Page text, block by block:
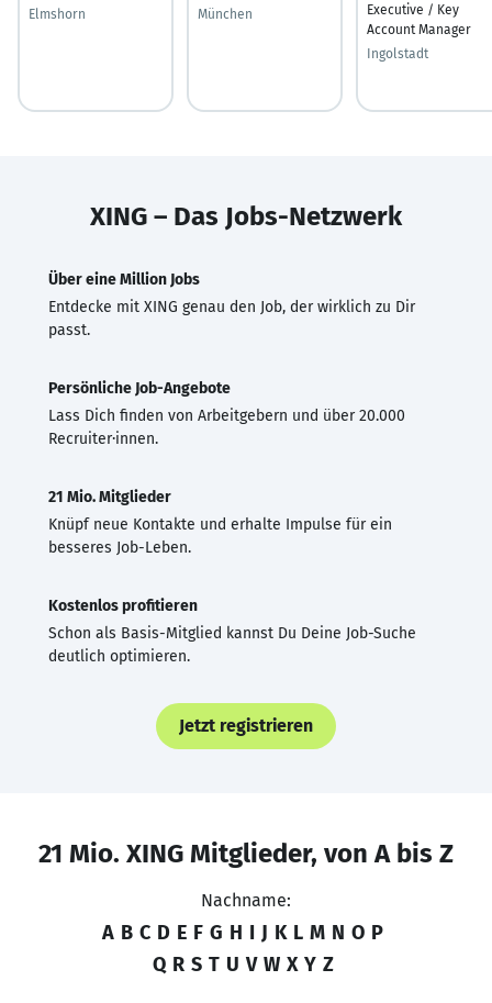
Elmshorn
München
Executive / Key
Account Manager
Ingolstadt
XING – Das Jobs-Netzwerk
Über eine Million Jobs
Entdecke mit XING genau den Job, der wirklich zu Dir
passt.
Persönliche Job-Angebote
Lass Dich finden von Arbeitgebern und über 20.000
Recruiter·innen.
21 Mio. Mitglieder
Knüpf neue Kontakte und erhalte Impulse für ein
besseres Job-Leben.
Kostenlos profitieren
Schon als Basis-Mitglied kannst Du Deine Job-Suche
deutlich optimieren.
Jetzt registrieren
21 Mio. XING Mitglieder, von A bis Z
Nachname:
A B C D E F G H I J K L M N O P
Q R S T U V W X Y Z